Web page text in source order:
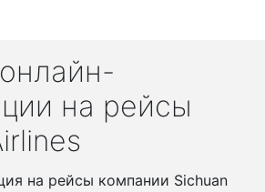
на рейсы
на рейсы компании Sichuan